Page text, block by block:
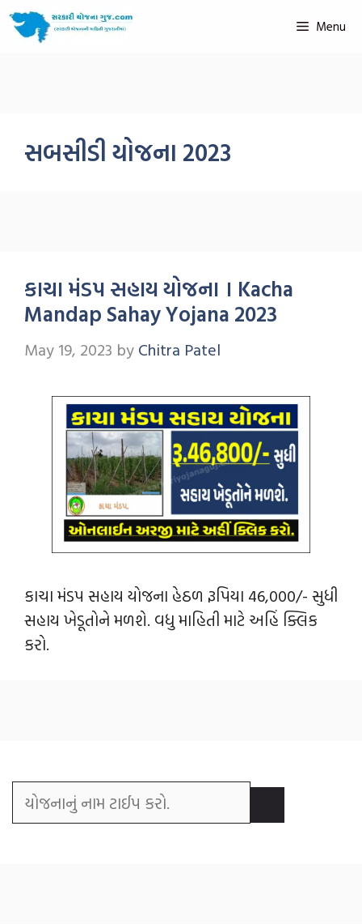
Menu
સબસીડી યોજના 2023
કાચા મંડપ સહાય યોજના । Kacha
Mandap Sahay Yojana 2023
May 19, 2023 by Chitra Patel
કાચા મંડપ સહાય યોજના હેઠળ રૂપિયા 46,000/- સુધી
સહાય ખેડૂતોને મળશે. વધુ માહિતી માટે અહિં ક્લિક
કરો.